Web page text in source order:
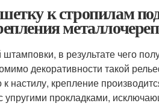
к стропилам
в результате чего
декоративности такой
настилу, крепление
прокладками,